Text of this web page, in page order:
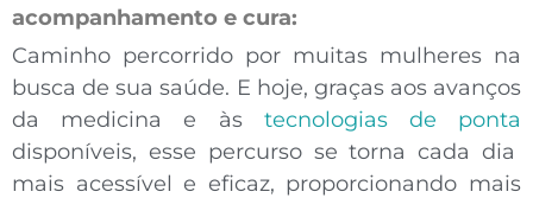
acompanhamento e cura:
Caminho percorrido por muitas mulheres na
busca de sua saúde. E hoje, graças aos avanços
da medicina e às tecnologias de ponta
disponíveis, esse percurso se torna cada dia
mais acessível e eficaz, proporcionando mais